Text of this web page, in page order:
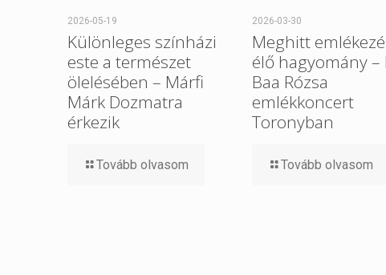
2026-05-19
Különleges színházi
este a természet
ölelésében – Márfi
Márk Dozmatra
érkezik
Tovább olvasom
2026-03-30
Meghitt
élő hagyomány –
Baa Rózsa
emlékkoncert
Toronyban
Tovább olvasom